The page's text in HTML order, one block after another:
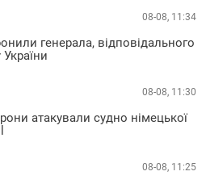
08-08, 11:34
генерала, відповідального
08-08, 11:30
атакували судно німецької
08-08, 11:25